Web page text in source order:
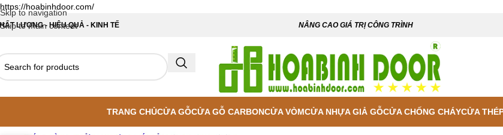
https://hoabinhdoor.com/
Skip to navigation
Skip to main content
LƯỢNG - HIỆU QUẢ - KINH TẾ NÂNG CAO GIÁ TRỊ CÔNG TRÌNH
TRANG CHỦCỬA GỖCỬA GỖ CARBONCỬA VÒMCỬA NHỰA GIẢ GỖCỬA CHỐNG CHÁYCỬA